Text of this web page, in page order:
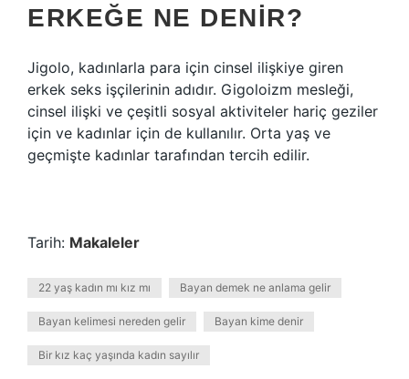
ERKEĞE NE DENIR?
Jigolo, kadınlarla para için cinsel ilişkiye giren
erkek seks işçilerinin adıdır. Gigoloizm mesleği,
cinsel ilişki ve çeşitli sosyal aktiviteler hariç geziler
için ve kadınlar için de kullanılır. Orta yaş ve
geçmişte kadınlar tarafından tercih edilir.
Tarih: Makaleler
22 yaş kadın mı kız mı Bayan demek ne anlama gelir
Bayan kelimesi nereden gelir Bayan kime denir
Bir kız kaç yaşında kadın sayılır